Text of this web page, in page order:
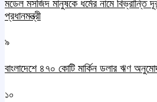
মডেল মসজিদ মানুষকে ধর্মের নামে বিভ্রান্তি
প্রধানমন্ত্রী
৯
বাংলাদেশে ৪৭০ কোটি মার্কিন ডলার ঋণ
১০